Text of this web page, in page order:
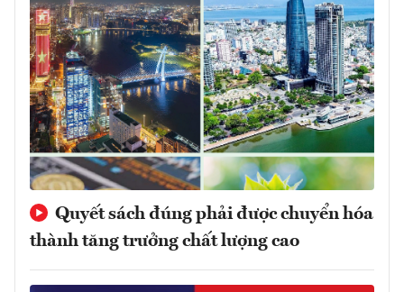
Quyết sách đúng phải được chuyển hóa
thành tăng trưởng chất lượng cao